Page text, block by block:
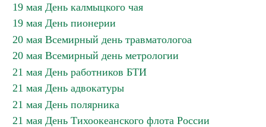
19 мая День калмыцкого чая
19 мая День пионерии
20 мая Всемирный день травматологоа
20 мая Всемирный день метрологии
21 мая День работников БТИ
21 мая День адвокатуры
21 мая День полярника
21 мая День Тихоокеанского флота России